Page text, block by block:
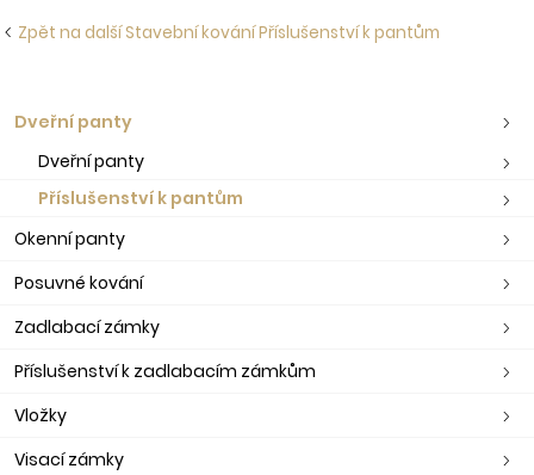
Zpět na další Stavební kování Příslušenství k pantům
Dveřní panty
Dveřní panty
Příslušenství k pantům
Okenní panty
Posuvné kování
Zadlabací zámky
Příslušenství k zadlabacím zámkům
Vložky
Visací zámky